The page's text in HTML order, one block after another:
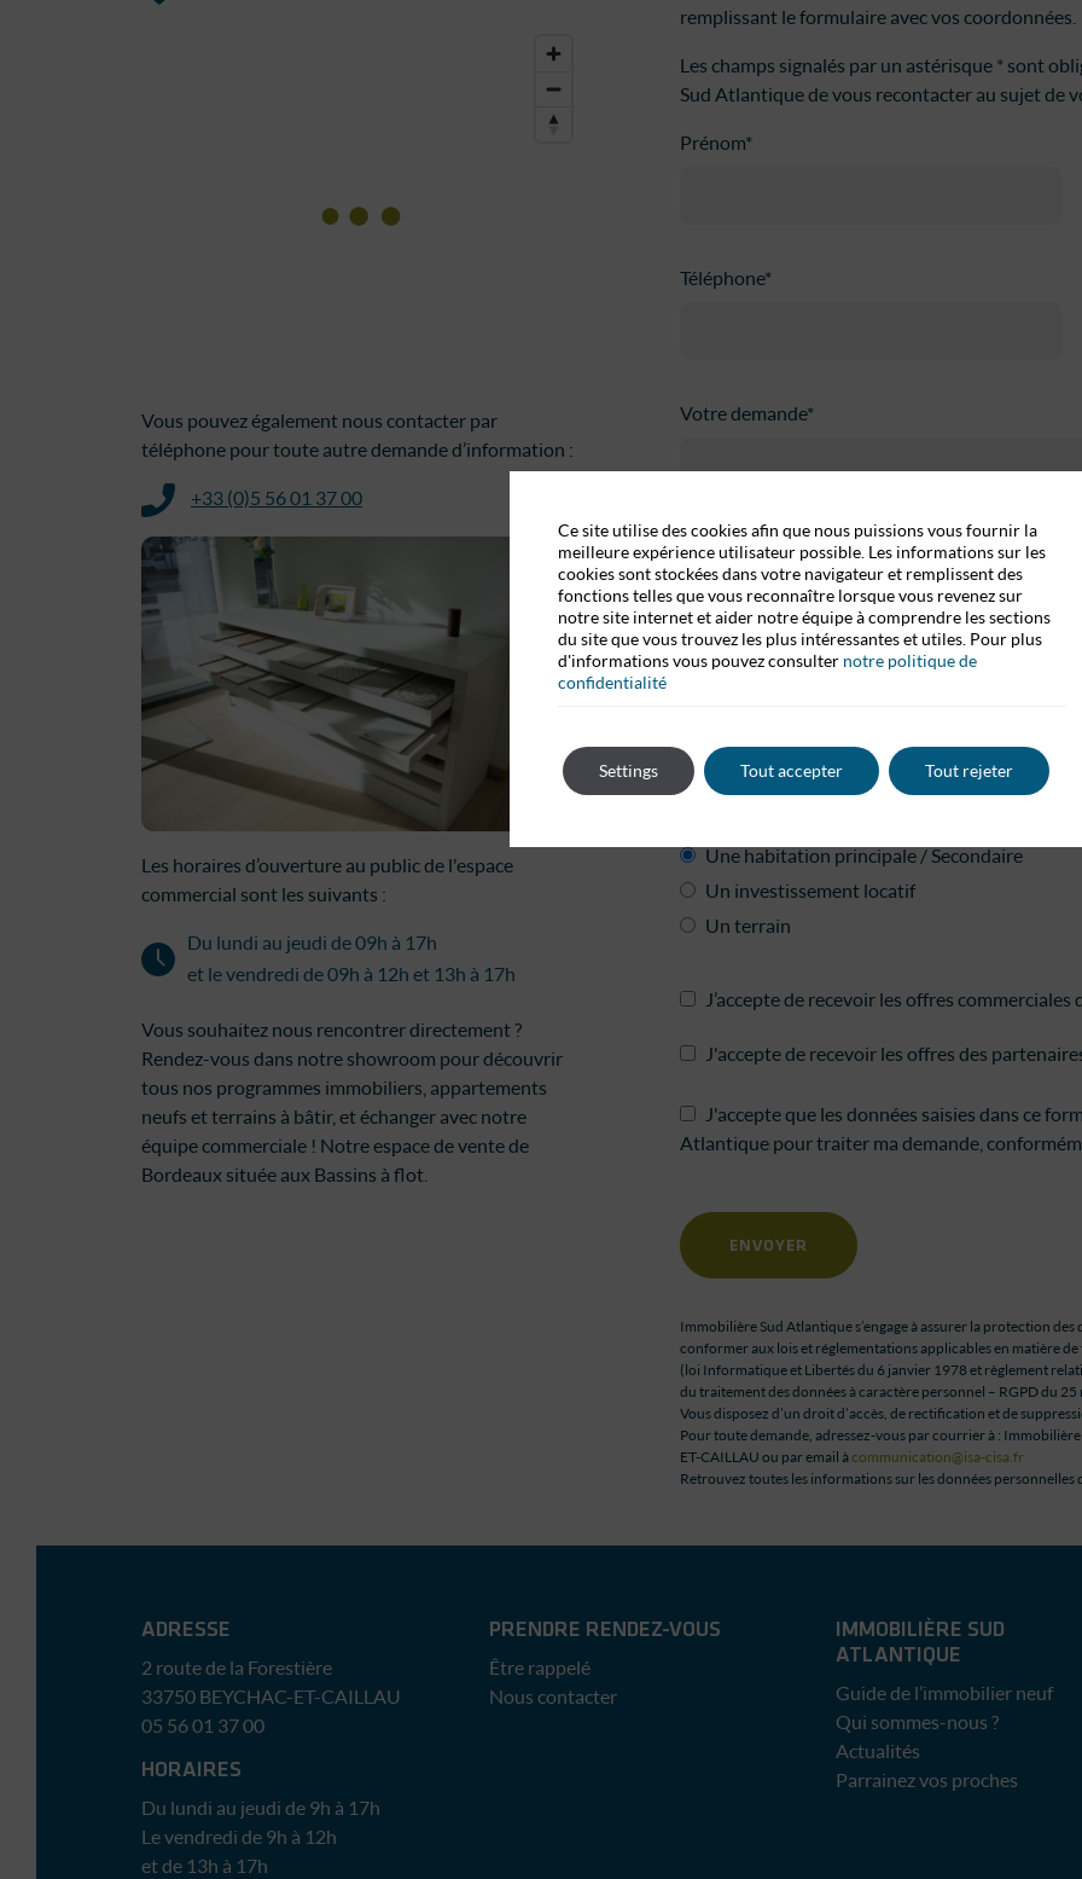
Vous pouvez également nous contacter par
téléphone pour toute autre demande d’information :
+33 (0)5 56 01 37 00
Les horaires d’ouverture au public de l'espace
commercial sont les suivants :
Du lundi au jeudi de 09h à 17h
et le vendredi de 09h à 12h et 13h à 17h
Vous souhaitez nous rencontrer directement ?
Rendez-vous dans notre showroom pour découvrir
tous nos programmes immobiliers, appartements
neufs et terrains à bâtir, et échanger avec notre
équipe commerciale ! Notre espace de vente de
Bordeaux située aux Bassins à flot.
remplissant le formulaire avec vos coordonnées.
Les champs signalés par un astérisque * sont
Sud Atlantique de vous recontacter au sujet de
Prénom*
Téléphone*
Votre demande*
Une habitation principale / Secondaire
Un investissement locatif
Un terrain
J’accepte de recevoir les offres
J'accepte de recevoir les offres des
J'accepte que les données saisies dans ce
Atlantique pour traiter ma demande,
Immobilière Sud Atlantique s’engage à assurer la protection des
conformer aux lois et réglementations applicables en matière
(loi Informatique et Libertés du 6 janvier 1978 et règlement
du traitement des données à caractère personnel – RGPD du 25
Vous disposez d’un droit d’accès, de rectification et de
Pour toute demande, adressez-vous par courrier à :
ET-CAILLAU ou par email àcommunication@isa-cisa.fr
Retrouvez toutes les informations sur les données personnelles
Immobilière Sud Atlantique
ADRESSE
2 route de la Forestière
33750 BEYCHAC-ET-CAILLAU
05 56 01 37 00
HORAIRES
Du lundi au jeudi de 9h à 17h
Le vendredi de 9h à 12h
et de 13h à 17h
PRENDRE RENDEZ-VOUS
Être rappelé
Nous contacter
IMMOBILIÈRE SUD
ATLANTIQUE
Guide de l’immobilier neuf
Qui sommes-nous ?
Actualités
Parrainez vos proches
Ce site utilise des cookies afin que nous puissions vous fournir la
meilleure expérience utilisateur possible. Les informations sur les
cookies sont stockées dans votre navigateur et remplissent des
fonctions telles que vous reconnaître lorsque vous revenez sur
notre site internet et aider notre équipe à comprendre les sections
du site que vous trouvez les plus intéressantes et utiles. Pour plus
d'informations vous pouvez consulter notre politique de
confidentialité
Tout accepter
Settings Tout rejeter